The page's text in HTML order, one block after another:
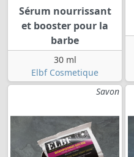
Sérum nourrissant
et booster pour la
barbe
30 ml
Elbf Cosmetique
Savon